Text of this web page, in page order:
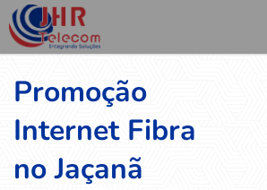
Promoção
Internet Fibra
no Jaçanã